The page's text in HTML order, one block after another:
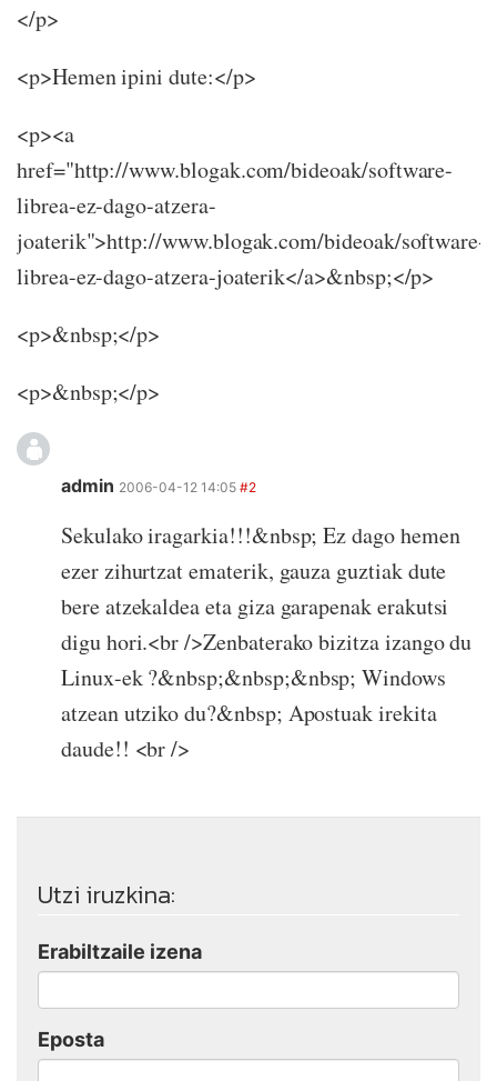
</p>
<p>Hemen ipini dute:</p>
<p><a
href="http://www.blogak.com/bideoak/software-
librea-ez-dago-atzera-
joaterik">http://www.blogak.com/bideoak/software-
librea-ez-dago-atzera-joaterik</a>&nbsp;</p>
<p>&nbsp;</p>
<p>&nbsp;</p>
admin 2006-04-12 14:05 #2
Sekulako iragarkia!!!&nbsp; Ez dago hemen
ezer zihurtzat ematerik, gauza guztiak dute
bere atzekaldea eta giza garapenak erakutsi
digu hori.<br />Zenbaterako bizitza izango du
Linux-ek ?&nbsp;&nbsp;&nbsp; Windows
atzean utziko du?&nbsp; Apostuak irekita
daude!! <br />
Utzi iruzkina:
Erabiltzaile izena
Eposta